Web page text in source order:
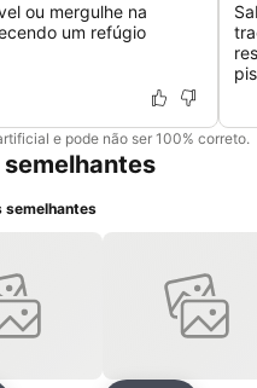
ou mergulhe na
um refúgio
e pode não ser 100% correto.
semelhantes